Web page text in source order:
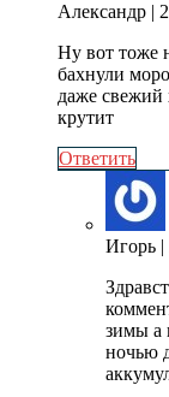
Александр |
Ну вот тоже
бахнули
даже свежий
крутит
Ответить
Игорь
зимы а
ночью